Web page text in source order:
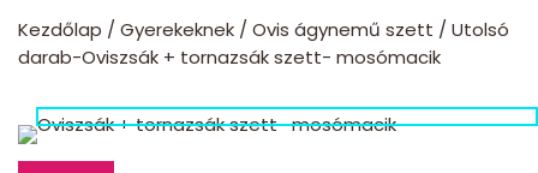
Kezdőlap /Gyerekeknek /Ovis ágynemű szett /Utolsó
darab-Oviszsák + tornazsák szett- mosómacik